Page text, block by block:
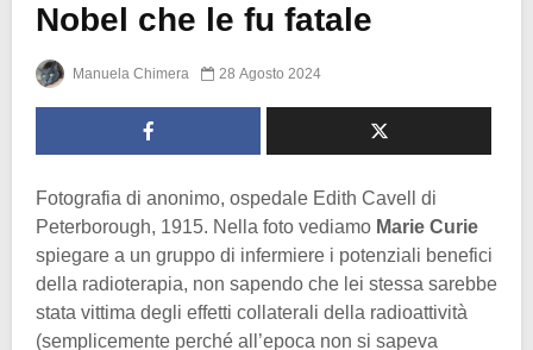
Nobel che le fu fatale
Manuela Chimera 28 Agosto 2024
Fotografia di anonimo, ospedale Edith Cavell di
Peterborough, 1915. Nella foto vediamo Marie Curie
spiegare a un gruppo di infermiere i potenziali benefici
della radioterapia, non sapendo che lei stessa sarebbe
stata vittima degli effetti collaterali della radioattività
(semplicemente perché all’epoca non si sapeva